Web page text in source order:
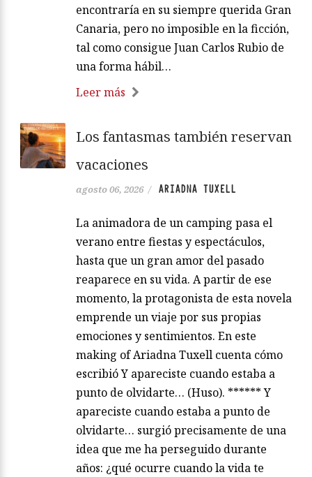
encontraría en su siempre querida Gran
Canaria, pero no imposible en la ficción,
tal como consigue Juan Carlos Rubio de
una forma hábil…
Leer más
Los fantasmas también reservan
vacaciones
agosto 06, 2026 / ARIADNA TUXELL
La animadora de un camping pasa el
verano entre fiestas y espectáculos,
hasta que un gran amor del pasado
reaparece en su vida. A partir de ese
momento, la protagonista de esta novela
emprende un viaje por sus propias
emociones y sentimientos. En este
making of Ariadna Tuxell cuenta cómo
escribió Y apareciste cuando estaba a
punto de olvidarte… (Huso). ****** Y
apareciste cuando estaba a punto de
olvidarte… surgió precisamente de una
idea que me ha perseguido durante
años: ¿qué ocurre cuando la vida te